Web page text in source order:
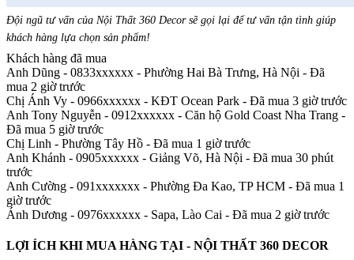
Đội ngũ tư vấn của Nội Thất 360 Decor sẽ gọi lại để tư vấn tận tình giúp
khách hàng lựa chọn sản phẩm!
Khách hàng đã mua
Anh Dũng - 0833xxxxxx - Phường Hai Bà Trưng, Hà Nội - Đã
mua 2 giờ trước
Chị Ánh Vy - 0966xxxxxx - KĐT Ocean Park - Đã mua 3 giờ trước
Anh Tony Nguyễn - 0912xxxxxx - Căn hộ Gold Coast Nha Trang -
Đã mua 5 giờ trước
Chị Linh - Phường Tây Hồ - Đã mua 1 giờ trước
Anh Khánh - 0905xxxxxx - Giảng Võ, Hà Nội - Đã mua 30 phút
trước
Anh Cường - 091xxxxxxx - Phường Đa Kao, TP HCM - Đã mua 1
giờ trước
Ánh Dương - 0976xxxxxx - Sapa, Lào Cai - Đã mua 2 giờ trước
LỢI ÍCH KHI MUA HÀNG TẠI - NỘI THẤT 360 DECOR